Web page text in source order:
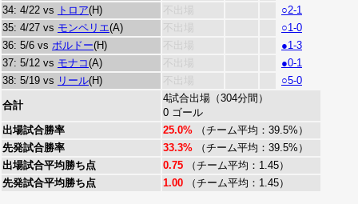
34: 4/22 vs トロア(H) 不出場
○2-1
35: 4/27 vs モンペリエ(A) 不出場
○1-0
36: 5/6 vs ボルドー(H) 不出場
●1-3
37: 5/12 vs モナコ(A) 不出場
●0-1
38: 5/19 vs リール(H) 不出場 ○5-0
合計
4試合出場（304分間）
0 ゴール
出場試合勝率
25.0% （チーム平均：39.5%）
先発試合勝率
33.3% （チーム平均：39.5%）
出場試合平均勝ち点
0.75 （チーム平均：1.45）
先発試合平均勝ち点
1.00 （チーム平均：1.45）